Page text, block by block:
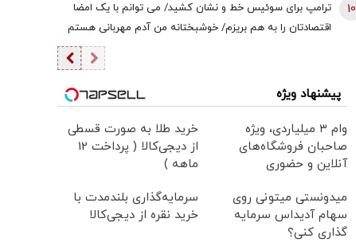
ترامپ برای سوئیس خط و نشان کشید/ می توانم با یک امضا
اقتصادتان را به هم بریزم/ خوشبختانه من آدم مهربانی هستم
10
پیشنهاد ویژه
وام ۳ میلیاردی، ویژه
صاحبان فروشگاه‌های
آنلاین و حضوری
خرید طلا به صورت قسطی
از دیجی‌کالا ( پرداخت 12
ماهه )
میدونستی میتونی روی
سهام آدیداس سرمایه
گذاری کنی؟
سرمایه‌گذاری بلندمدت با
خرید نقره از دیجی‌کالا